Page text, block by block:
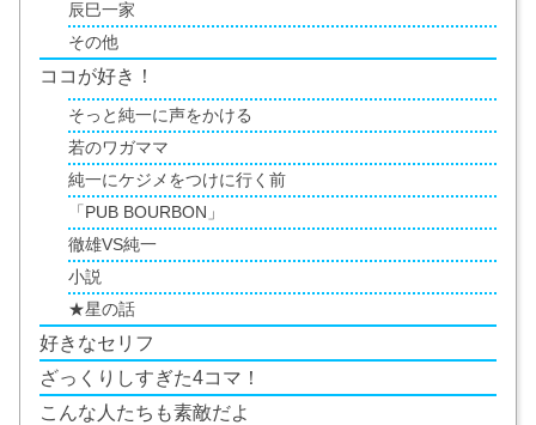
辰巳一家
その他
ココが好き！
そっと純一に声をかける
若のワガママ
純一にケジメをつけに行く前
「PUB BOURBON」
徹雄VS純一
小説
★星の話
好きなセリフ
ざっくりしすぎた4コマ！
こんな人たちも素敵だよ